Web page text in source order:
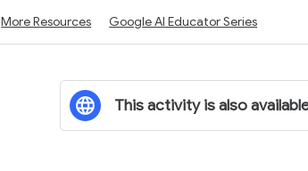
More Resources Google AI Educator Series
This activity is also